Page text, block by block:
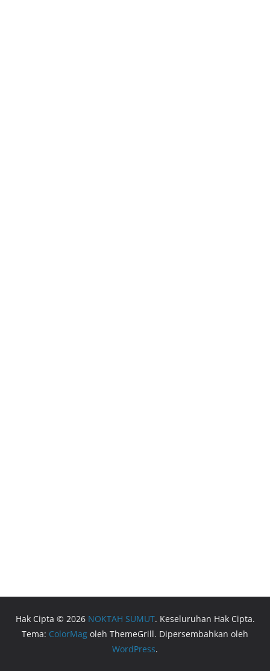
Hak Cipta © 2026 NOKTAH SUMUT. Keseluruhan Hak Cipta.
Tema: ColorMag oleh ThemeGrill. Dipersembahkan oleh
WordPress.